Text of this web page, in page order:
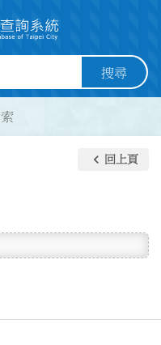
搜尋
keyboard_arrow_left 回上頁